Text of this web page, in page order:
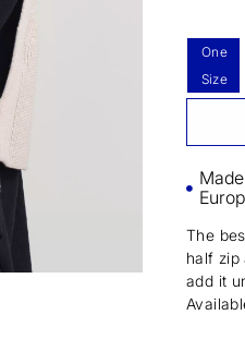
One
Size
The
half zip
add it